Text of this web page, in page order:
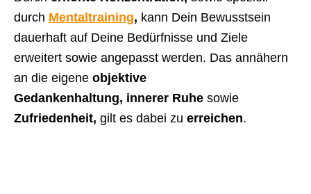
durch Mentaltraining, kann Dein Bewusstsein
dauerhaft auf Deine Bedürfnisse und Ziele
erweitert sowie angepasst werden. Das annähern
an die eigene objektive
Gedankenhaltung, innerer Ruhe sowie
Zufriedenheit, gilt es dabei zu erreichen.